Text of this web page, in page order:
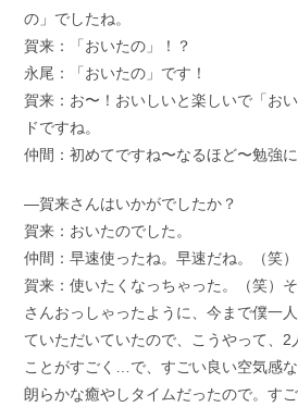
の」でしたね。
賀来：「おいたの」！？
永尾：「おいたの」です！
賀来：お〜！おいしいと楽しいで「お
ドですね。
仲間：初めてですね〜なるほど〜勉強に
―賀来さんはいかがでしたか？
賀来：おいたのでした。
仲間：早速使ったね。早速だね。（笑）
賀来：使いたくなっちゃった。（笑）
さんおっしゃったように、今まで僕一
ていただいていたので、こうやって、2
ことがすごく…で、すごい良い空気感
朗らかな癒やしタイムだったので。す